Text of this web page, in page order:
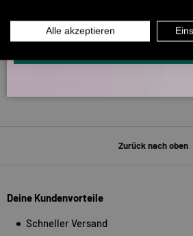
INFOS ÜBER WHATSAPP? KEIN
KLICK HIER UND SCHICKE UNS DIE
Zurück nach oben
Deine Kundenvorteile
Schneller Versand
Alle akzeptieren